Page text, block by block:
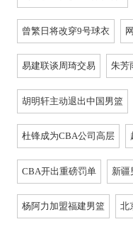
曾繁日将改穿9号球衣
易建联谈周琦交易 朱芳
胡明轩主动退出中国男篮
杜锋成为CBA公司高层
CBA开出重磅罚单 新疆
杨阿力加盟福建男篮 北